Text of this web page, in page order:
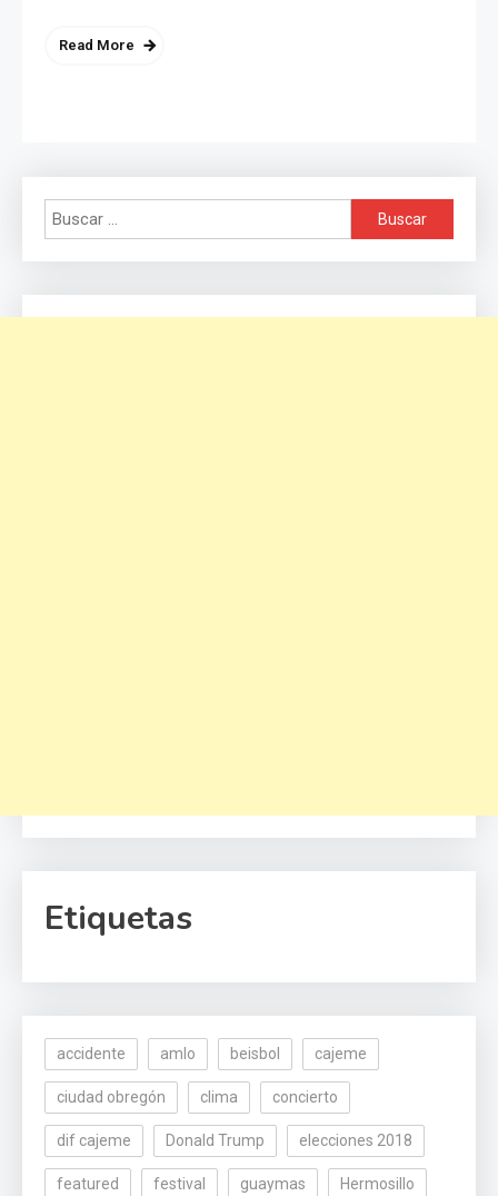
Read More
Buscar:
Etiquetas
accidente amlo beisbol cajeme
ciudad obregón clima concierto
dif cajeme Donald Trump elecciones 2018
featured festival guaymas Hermosillo